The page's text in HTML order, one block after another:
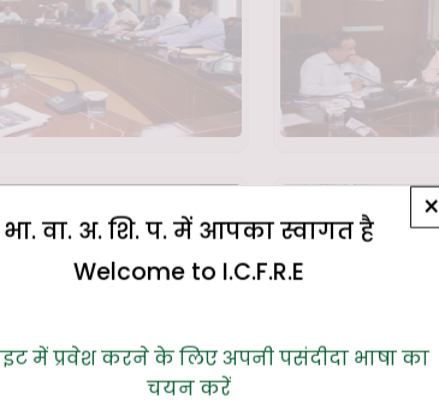
×
भा. वा. अ. शि. प. में आपका स्वागत है
Welcome to I.C.F.R.E
में प्रवेश करने के लिए अपनी पसंदीदा भाषा का
चयन करें